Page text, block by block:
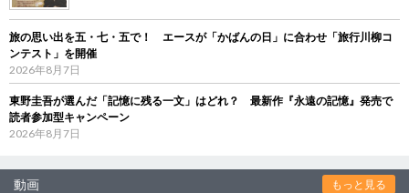
旅の思い出を五・七・五で！ エースが「かばんの日」に合わせ「旅行川柳コ
ンテスト」を開催
2026年8月7日
東野圭吾が選んだ「記憶に残る一文」はどれ？ 最新作『永遠の記憶』発売で
読者参加型キャンペーン
2026年8月7日
動画 もっと見る